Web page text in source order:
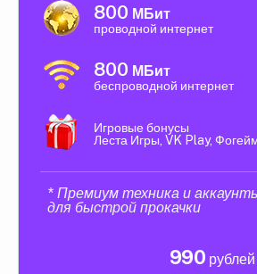
800 МБит
проводной интернет
800 МБит
беспроводной интернет
Игровые бонусы
Леста Игры, VK Play,
* Премиум техника и
для быстрой прокачки
990